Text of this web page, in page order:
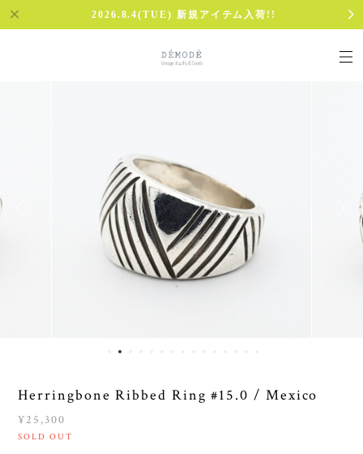
2026.8.4(TUE) 新規アイテム入荷!!
Herringbone Ribbed Ring #15.0 / Mexico
¥25,300
SOLD OUT